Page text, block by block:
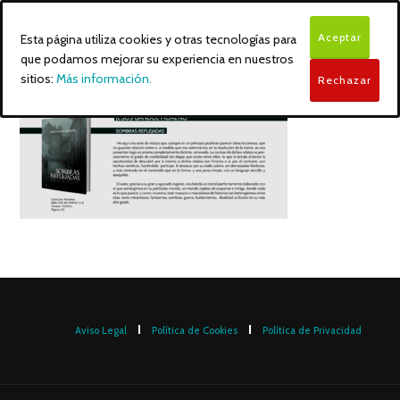
Aviso Legal Política de Cookies Política de Privacidad
Esta página utiliza cookies y otras tecnologías para
que podamos mejorar su experiencia en nuestros
sitios: Más información.
Aceptar
Rechazar